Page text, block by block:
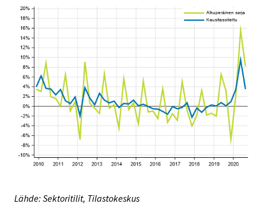
Lähde: Sektoritilit, Tilastokeskus